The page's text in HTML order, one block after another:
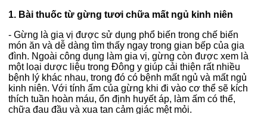
1. Bài thuốc từ gừng tươi chữa mất ngủ kinh niên
- Gừng là gia vị được sử dụng phổ biến trong chế biến
món ăn và dễ dàng tìm thấy ngay trong gian bếp của gia
đình. Ngoài công dụng làm gia vị, gừng còn được xem là
một loại dược liệu trong Đông y giúp cải thiện rất nhiều
bệnh lý khác nhau, trong đó có bệnh mất ngủ và mất ngủ
kinh niên. Với tính ấm của gừng khi đi vào cơ thể sẽ kích
thích tuần hoàn máu, ổn định huyết áp, làm ấm có thể,
chữa đau đầu và xua tan cảm giác mệt mỏi.